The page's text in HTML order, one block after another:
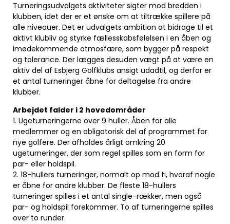
Turneringsudvalgets aktiviteter sigter mod bredden i
klubben, idet der er et ønske om at tiltrække spillere på
alle niveauer. Det er udvalgets ambition at bidrage til et
aktivt klubliv og styrke fællesskabsfølelsen i en åben og
imødekommende atmosfære, som bygger på respekt
og tolerance. Der lægges desuden vægt på at være en
aktiv del af Esbjerg Golfklubs ansigt udadtil, og derfor er
et antal turneringer åbne for deltagelse fra andre
klubber.
Arbejdet falder i 2 hovedområder
1. Ugeturneringerne over 9 huller. Åben for alle
medlemmer og en obligatorisk del af programmet for
nye golfere. Der afholdes årligt omkring 20
ugeturneringer, der som regel spilles som en form for
par- eller holdspil.
2. 18-hullers turneringer, normalt op mod ti, hvoraf nogle
er åbne for andre klubber. De fleste 18-hullers
turneringer spilles i et antal single-rækker, men også
par- og holdspil forekommer. To af turneringerne spilles
over to runder.